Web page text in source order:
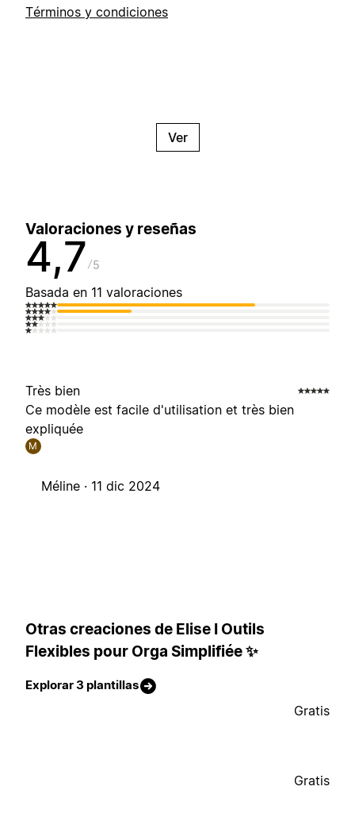
Términos y condiciones
Ver
Valoraciones y reseñas
4,7 5
Basada en 11 valoraciones
Très bien
Ce modèle est facile d'utilisation et très bien
expliquée
M
Méline · 11 dic 2024
Otras creaciones de Elise I Outils
Flexibles pour Orga Simplifiée ✨
Explorar 3 plantillas
Gratis
Gratis